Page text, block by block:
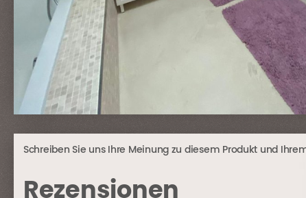
Schreiben Sie uns Ihre Meinung zu diesem Produkt und
Rezensionen